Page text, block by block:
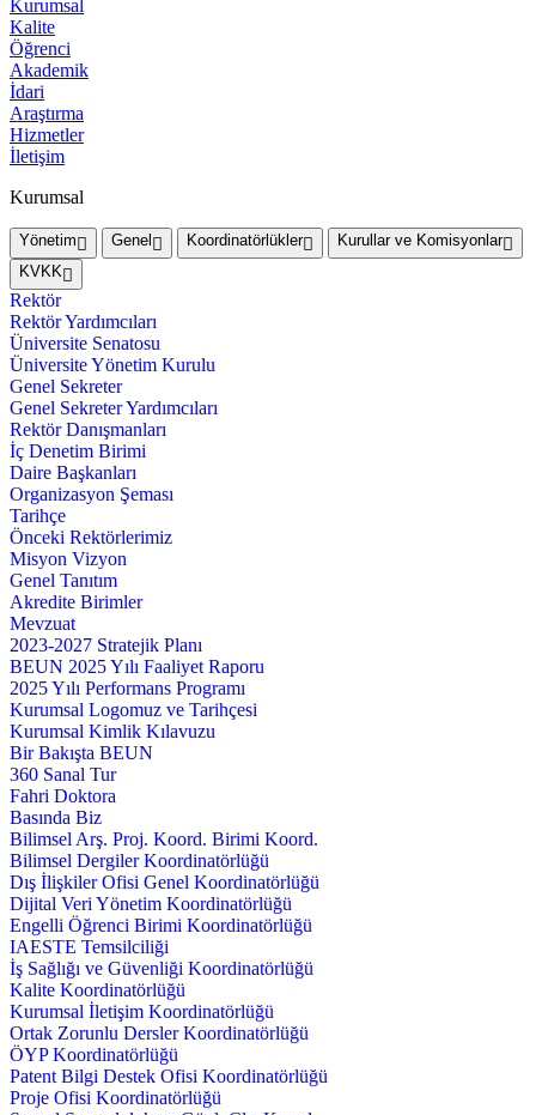
Kurumsal
Kalite
Öğrenci
Akademik
İdari
Araştırma
Hizmetler
İletişim
Kurumsal
Yönetim Genel Koordinatörlükler
Kurullar ve Komisyonlar
KVKK
Rektör
Rektör Yardımcıları
Üniversite Senatosu
Üniversite Yönetim Kurulu
Genel Sekreter
Genel Sekreter Yardımcıları
Rektör Danışmanları
İç Denetim Birimi
Daire Başkanları
Organizasyon Şeması
Tarihçe
Önceki Rektörlerimiz
Misyon Vizyon
Genel Tanıtım
Akredite Birimler
Mevzuat
2023-2027 Stratejik Planı
BEUN 2025 Yılı Faaliyet Raporu
2025 Yılı Performans Programı
Kurumsal Logomuz ve Tarihçesi
Kurumsal Kimlik Kılavuzu
Bir Bakışta BEUN
360 Sanal Tur
Fahri Doktora
Basında Biz
Bilimsel Arş. Proj. Koord. Birimi Koord.
Bilimsel Dergiler Koordinatörlüğü
Dış İlişkiler Ofisi Genel Koordinatörlüğü
Dijital Veri Yönetim Koordinatörlüğü
Engelli Öğrenci Birimi Koordinatörlüğü
IAESTE Temsilciliği
İş Sağlığı ve Güvenliği Koordinatörlüğü
Kalite Koordinatörlüğü
Kurumsal İletişim Koordinatörlüğü
Ortak Zorunlu Dersler Koordinatörlüğü
ÖYP Koordinatörlüğü
Patent Bilgi Destek Ofisi Koordinatörlüğü
Proje Ofisi Koordinatörlüğü